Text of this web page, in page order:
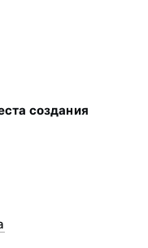
создания